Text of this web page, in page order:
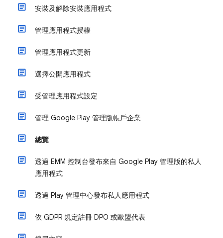
安裝及解除安裝應用程式
管理應用程式授權
管理應用程式更新
選擇公開應用程式
受管理應用程式設定
管理 Google Play 管理版帳戶企業
總覽
透過 EMM 控制台發布來自 Google Play 管理版的私人
應用程式
透過 Play 管理中心發布私人應用程式
依 GDPR 規定註冊 DPO 或歐盟代表